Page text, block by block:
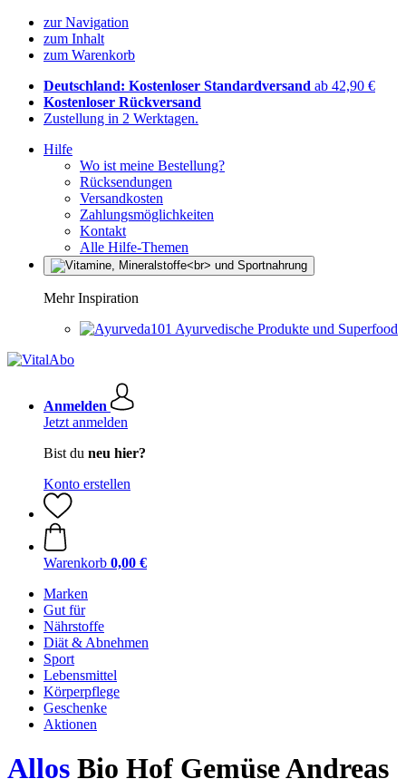
zur Navigation
zum Inhalt
zum Warenkorb
Deutschland: Kostenloser Standardversand ab 42,90 €
Kostenloser Rückversand
Zustellung in 2 Werktagen.
Hilfe
Wo ist meine Bestellung?
Rücksendungen
Versandkosten
Zahlungsmöglichkeiten
Kontakt
Alle Hilfe-Themen
Mehr Inspiration
Ayurvedische Produkte und Superfood
Anmelden
Jetzt anmelden
Bist du neu hier?
Konto erstellen
Warenkorb 0,00 €
Marken
Gut für
Nährstoffe
Diät & Abnehmen
Sport
Lebensmittel
Körperpflege
Geschenke
Aktionen
Allos Bio Hof Gemüse Andreas